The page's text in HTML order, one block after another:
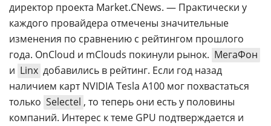
директор проекта Market.CNews. — Практически у
каждого провайдера отмечены значительные
изменения по сравнению с рейтингом прошлого
года. OnCloud и mClouds покинули рынок. МегаФон
и Linx добавились в рейтинг. Если год назад
наличием карт NVIDIA Tesla A100 мог похвастаться
только Selectel , то теперь они есть у половины
компаний. Интерес к теме GPU подтверждается и